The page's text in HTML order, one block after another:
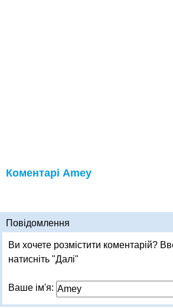
Коментарі Amey
Повідомлення
Ви хочете розмістити коментарій?
натисніть "Далі"
Ваше ім'я: